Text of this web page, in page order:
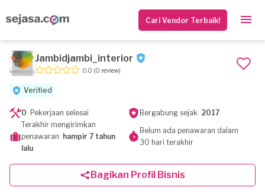
Cari Vendor Terbaik!
Jambidjambi_interior
0.0 (0 review)
Verified
0 Pekerjaan selesai Bergabung sejak 2017
Terakhir mengirimkan
penawaran hampir 7 tahun
lalu
Belum ada penawaran dalam
30 hari terakhir
Bagikan Profil Bisnis